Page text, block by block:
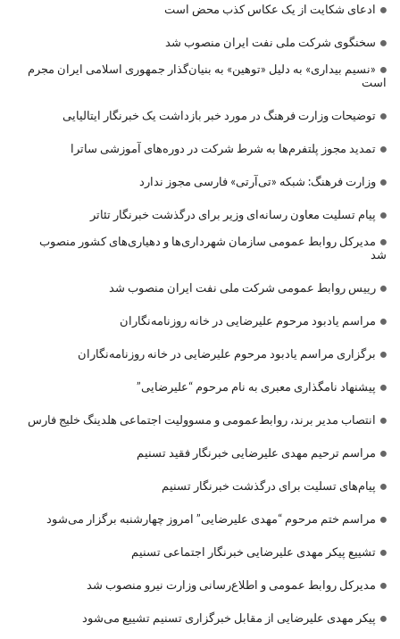
ادعای شکایت از یک عکاس کذب محض است
سخنگوی شرکت ملی نفت ایران منصوب شد
«نسیم بیداری» به دلیل «توهین» به بنیان‌گذار جمهوری اسلامی ایران مجرم
است
توضیحات وزارت فرهنگ در مورد خبر بازداشت یک خبرنگار ایتالیایی
تمدید مجوز پلتفرم‌ها به شرط شرکت در دوره‌های آموزشی ساترا
وزارت فرهنگ: شبکه «تی‌آرتی» فارسی مجوز ندارد
پیام تسلیت معاون رسانه‌ای وزیر برای درگذشت خبرنگار تئاتر
مدیرکل روابط عمومی سازمان شهرداری‌ها و دهیاری‌های کشور منصوب
شد
رییس روابط عمومی شرکت ملی نفت ایران منصوب شد
مراسم یادبود مرحوم علیرضایی در خانه روزنامه‌نگاران
برگزاری مراسم یادبود مرحوم علیرضایی در خانه روزنامه‌نگاران
پیشنهاد نامگذاری معبری به نام مرحوم “علیرضایی”
انتصاب مدیر برند، روابط‌عمومی و مسوولیت اجتماعی هلدینگ خلیج فارس
مراسم ترحیم مهدی علیرضایی خبرنگار فقید تسنیم
پیام‌های تسلیت برای درگذشت خبرنگار تسنیم
مراسم ختم مرحوم “مهدی علیرضایی” امروز چهارشنبه برگزار می‌شود
تشییع پیکر مهدی علیرضایی خبرنگار اجتماعی تسنیم
مدیرکل روابط عمومی و اطلاع‌رسانی وزارت نیرو منصوب شد
پیکر مهدی علیرضایی از مقابل خبرگزاری تسنیم تشییع می‌شود